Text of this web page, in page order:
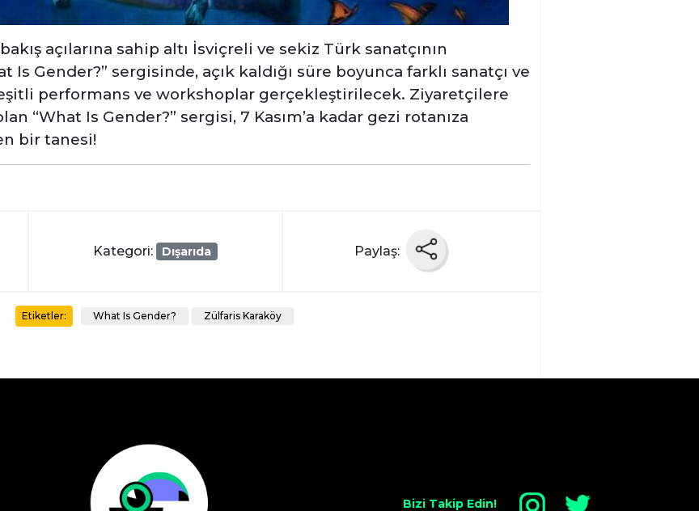
açılarına sahip altı İsviçreli ve sekiz Türk sanatçının
Gender?” sergisinde, açık kaldığı süre boyunca farklı sanatçı ve
performans ve workshoplar gerçekleştirilecek. Ziyaretçilere
“What Is Gender?” sergisi, 7 Kasım’a kadar gezi rotanıza
bir tanesi!
Kategori: Dışarıda Paylaş:
Etiketler: What Is Gender? Zülfaris Karaköy
Bizi Takip Edin!